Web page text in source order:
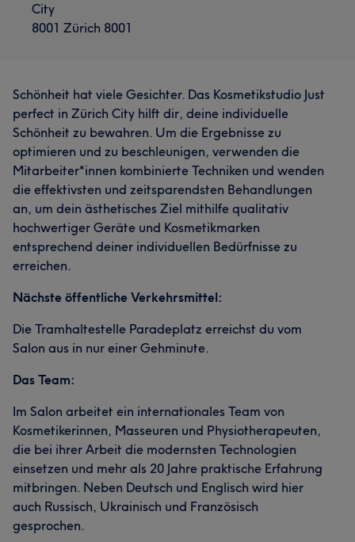
City
8001 Zürich 8001
Schönheit hat viele Gesichter. Das Kosmetikstudio Just
perfect in Zürich City hilft dir, deine individuelle
Schönheit zu bewahren. Um die Ergebnisse zu
optimieren und zu beschleunigen, verwenden die
Mitarbeiter*innen kombinierte Techniken und wenden
die effektivsten und zeitsparendsten Behandlungen
an, um dein ästhetisches Ziel mithilfe qualitativ
hochwertiger Geräte und Kosmetikmarken
entsprechend deiner individuellen Bedürfnisse zu
erreichen.
Nächste öffentliche Verkehrsmittel:
Die Tramhaltestelle Paradeplatz erreichst du vom
Salon aus in nur einer Gehminute.
Das Team:
Im Salon arbeitet ein internationales Team von
Kosmetikerinnen, Masseuren und Physiotherapeuten,
die bei ihrer Arbeit die modernsten Technologien
einsetzen und mehr als 20 Jahre praktische Erfahrung
mitbringen. Neben Deutsch und Englisch wird hier
auch Russisch, Ukrainisch und Französisch
gesprochen.